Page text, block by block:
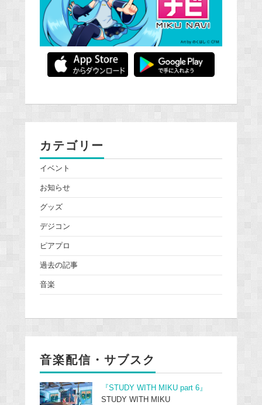
カテゴリー
イベント
お知らせ
グッズ
デジコン
ピアプロ
過去の記事
音楽
音楽配信・サブスク
『STUDY WITH MIKU part 6』
STUDY WITH MIKU